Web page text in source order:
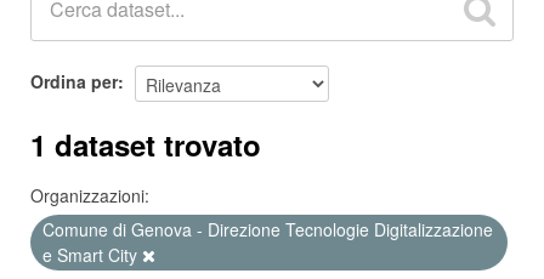
Ordina per
1 dataset trovato
Organizzazioni:
Comune di Genova - Direzione Tecnologie Digitalizzazione
e Smart City